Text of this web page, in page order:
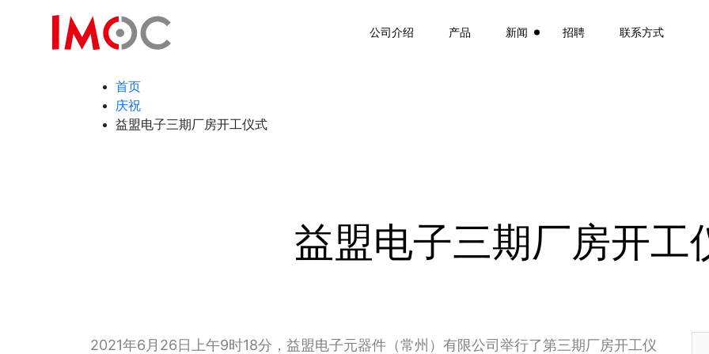
公司介绍 产品 新闻 招聘 联系方式
首页
庆祝
益盟电子三期厂房开工仪式
益盟电子三期厂房开工
2021年6月26日上午9时18分，益盟电子元器件（常州）有限公司举行了第三期厂房开工仪